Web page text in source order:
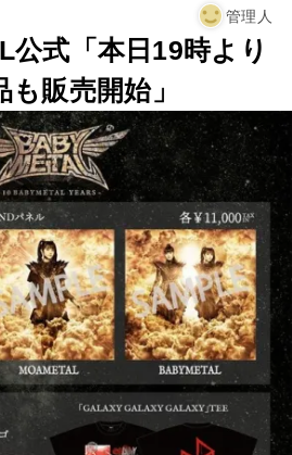
管理人
公式「本日19時より
販売開始」